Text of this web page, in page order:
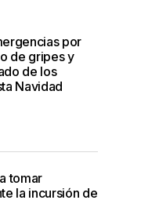
por
de gripes y
de los
Navidad
tomar
la incursión de